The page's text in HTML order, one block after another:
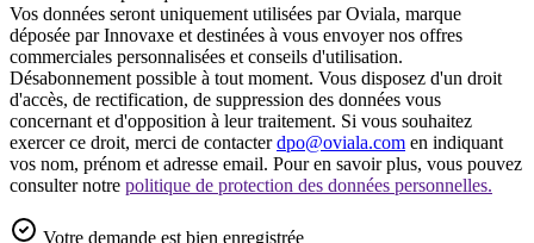
Vos données seront uniquement utilisées par Oviala, marque
déposée par Innovaxe et destinées à vous envoyer nos offres
commerciales personnalisées et conseils d'utilisation.
Désabonnement possible à tout moment. Vous disposez d'un droit
d'accès, de rectification, de suppression des données vous
concernant et d'opposition à leur traitement. Si vous souhaitez
exercer ce droit, merci de contacterdpo@oviala.com en indiquant
vos nom, prénom et adresse email. Pour en savoir plus, vous pouvez
consulter notre politique de protection des données personnelles.
Votre demande est bien enregistrée